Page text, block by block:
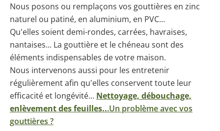
Nous posons ou remplaçons vos gouttières en zinc
naturel ou patiné, en aluminium, en PVC...
Qu'elles soient demi-rondes, carrées, havraises,
nantaises... La gouttière et le chéneau sont des
éléments indispensables de votre maison.
Nous intervenons aussi pour les entretenir
régulièrement afin qu'elles conservent toute leur
efficacité et longévité... Nettoyage, débouchage,
enlèvement des feuilles...Un problème avec vos
gouttières ?